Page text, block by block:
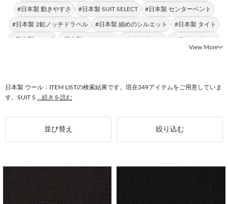
#日本製 動きやすさ #日本製 SUIT SELECT #日本製 センターベント
#日本製 2釦ノッチドラペル #日本製 細めのシルエット #日本製 タイト
#日本製 メンズ #日本製 ストレート #タイト ウール #Aライン ウール
View More
日本製 ウール：ITEM LISTの検索結果です。現在349アイテムをご用意していま
す。SUIT S
...続きを読む
並び替え 絞り込む